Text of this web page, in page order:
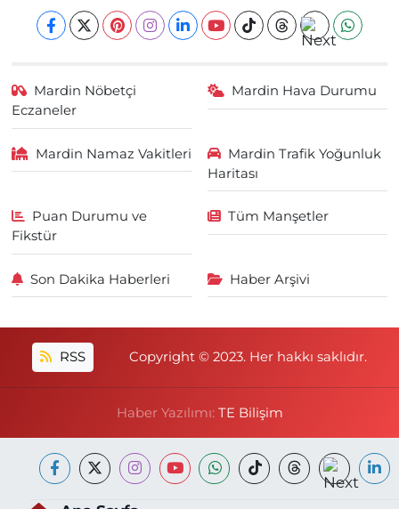
Mardin Nöbetçi
Eczaneler
Mardin Hava Durumu
Mardin Namaz Vakitleri
Mardin Trafik Yoğunluk
Haritası
Puan Durumu ve
Fikstür
Tüm Manşetler
Son Dakika Haberleri Haber Arşivi
RSS Copyright © 2023. Her hakkı saklıdır.
Haber Yazılımı: TE Bilişim